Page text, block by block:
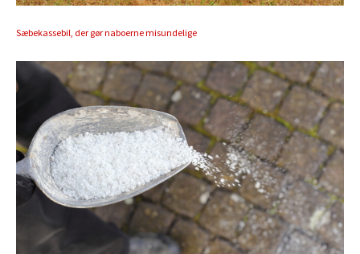
Sæbekassebil, der gør naboerne misundelige